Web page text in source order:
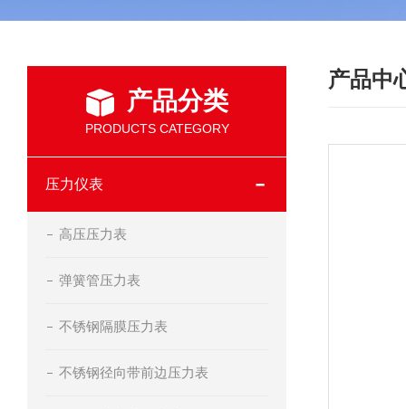
产品分类
PRODUCTS CATEGORY
压力仪表
高压压力表
弹簧管压力表
不锈钢隔膜压力表
不锈钢径向带前边压力表
产品中